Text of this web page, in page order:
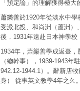
「預定論」的理解獲得極大
蕭樂善於1920年從淡水中
受派北投、和尚洲（蘆洲）
後，1931年遠赴日本神學
1934年，蕭樂善學成返臺
（總幹事），1939-1943年
942.12-1944.1）。辭新店
身） 從事英文教學4年之久